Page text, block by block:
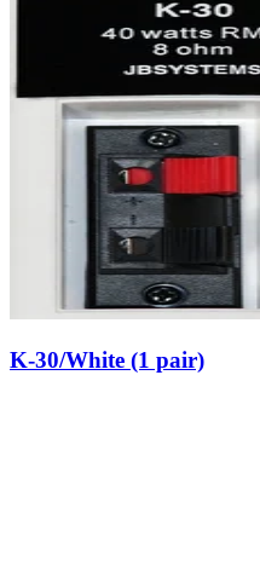
K-30/White (1 pair)